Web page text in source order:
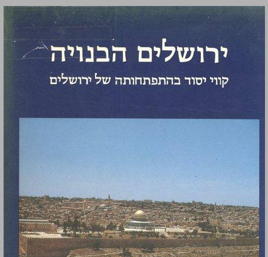
ירושלים הבנויה קווי יסוד בהתפתחותה של ירושלים ... 0